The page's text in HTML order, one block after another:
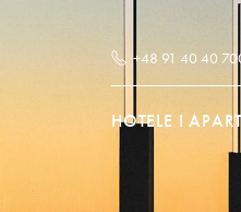
+48 91 40 40
HOTELE I